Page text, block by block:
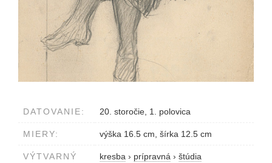
DATOVANIE: 20. storočie, 1. polovica
MIERY: výška 16.5 cm, šírka 12.5 cm
VÝTVARNÝ
kresba › prípravná › štúdia